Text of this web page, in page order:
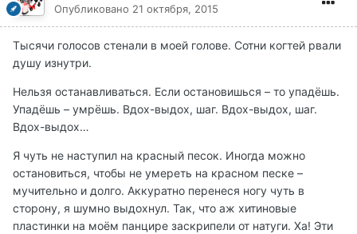
Опубликовано 21 октября, 2015
Тысячи голосов стенали в моей голове. Сотни когтей рвали
душу изнутри.
Нельзя останавливаться. Если остановишься – то упадёшь.
Упадёшь – умрёшь. Вдох-выдох, шаг. Вдох-выдох, шаг.
Вдох-выдох…
Я чуть не наступил на красный песок. Иногда можно
остановиться, чтобы не умереть на красном песке –
мучительно и долго. Аккуратно перенеся ногу чуть в
сторону, я шумно выдохнул. Так, что аж хитиновые
пластинки на моём панцире заскрипели от натуги. Ха! Эти